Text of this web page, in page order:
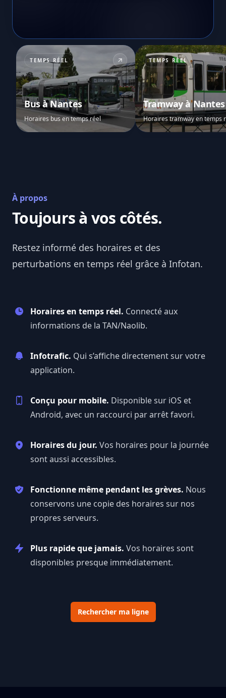
TEMPS RÉEL
Bus à Nantes
Horaires bus en temps réel
TEMPS RÉEL
Tramway à Nantes
Horaires tramway en temps
À propos
Toujours à vos côtés.
Restez informé des horaires et des
perturbations en temps réel grâce à Infotan.
Horaires en temps réel. Connecté aux
informations de la TAN/Naolib.
Infotrafic. Qui s’affiche directement sur votre
application.
Conçu pour mobile. Disponible sur iOS et
Android, avec un raccourci par arrêt favori.
Horaires du jour. Vos horaires pour la journée
sont aussi accessibles.
Fonctionne même pendant les grèves. Nous
conservons une copie des horaires sur nos
propres serveurs.
Plus rapide que jamais. Vos horaires sont
disponibles presque immédiatement.
Rechercher ma ligne